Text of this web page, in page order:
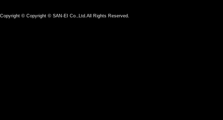
Copyright © Copyright © SAN-EI Co.,Ltd.All Rights Reserved.